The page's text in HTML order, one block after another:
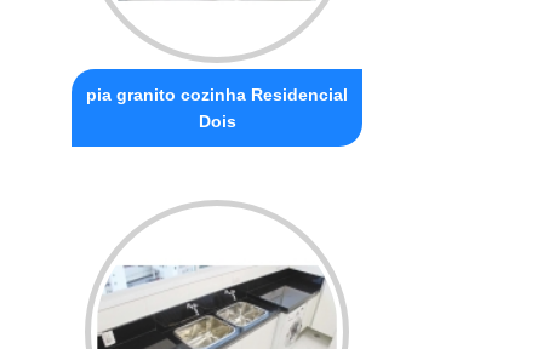
pia granito cozinha Residencial
Dois